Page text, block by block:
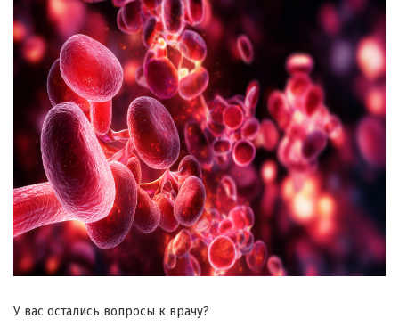
У вас остались вопросы к врачу?